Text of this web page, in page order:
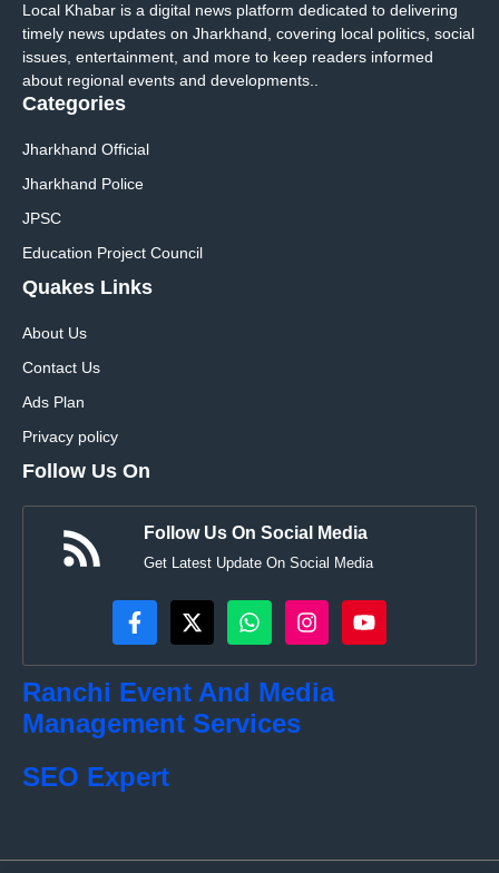
Local Khabar is a digital news platform dedicated to delivering
timely news updates on Jharkhand, covering local politics, social
issues, entertainment, and more to keep readers informed
about regional events and developments..
Categories
Jharkhand Official
Jharkhand Police
JPSC
Education Project Council
Quakes Links
About Us
Contact Us
Ads Plan
Privacy policy
Follow Us On
Follow Us On Social Media
Get Latest Update On Social Media
Ranchi Event And Media
Management Services
SEO Expert